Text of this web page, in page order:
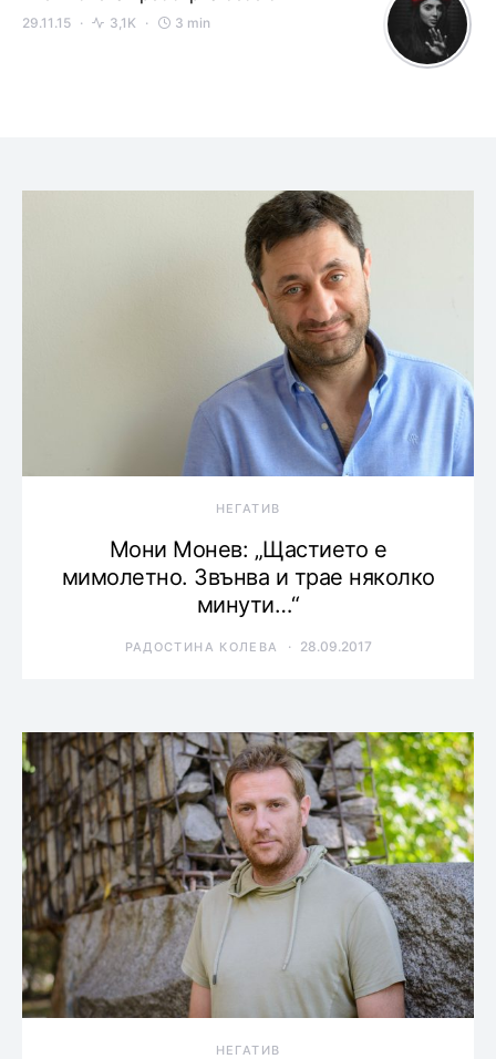
29.11.15 3,1K 3 min
НЕГАТИВ
Мони Монев: „Щастието е
мимолетно. Звънва и трае няколко
минути…“
РАДОСТИНА КОЛЕВА 28.09.2017
НЕГАТИВ